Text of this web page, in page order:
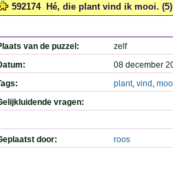
592174 Hé, die plant vind ik mooi. (5)
van de puzzel:
zelf
08 december
plant, vind ,
vragen:
door: roos